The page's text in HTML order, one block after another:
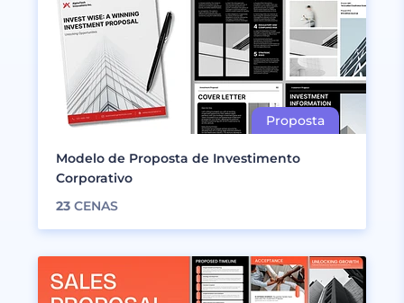
Modelo de Proposta de Investimento
Corporativo
23 CENAS